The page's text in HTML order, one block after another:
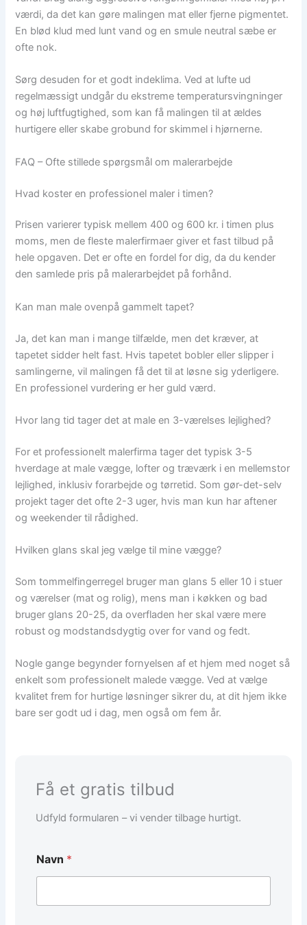
værdi, da det kan gøre malingen mat eller fjerne pigmentet.
En blød klud med lunt vand og en smule neutral sæbe er
ofte nok.
Sørg desuden for et godt indeklima. Ved at lufte ud
regelmæssigt undgår du ekstreme temperatursvingninger
og høj luftfugtighed, som kan få malingen til at ældes
hurtigere eller skabe grobund for skimmel i hjørnerne.
FAQ – Ofte stillede spørgsmål om malerarbejde
Hvad koster en professionel maler i timen?
Prisen varierer typisk mellem 400 og 600 kr. i timen plus
moms, men de fleste malerfirmaer giver et fast tilbud på
hele opgaven. Det er ofte en fordel for dig, da du kender
den samlede pris på malerarbejdet på forhånd.
Kan man male ovenpå gammelt tapet?
Ja, det kan man i mange tilfælde, men det kræver, at
tapetet sidder helt fast. Hvis tapetet bobler eller slipper i
samlingerne, vil malingen få det til at løsne sig yderligere.
En professionel vurdering er her guld værd.
Hvor lang tid tager det at male en 3-værelses lejlighed?
For et professionelt malerfirma tager det typisk 3-5
hverdage at male vægge, lofter og træværk i en mellemstor
lejlighed, inklusiv forarbejde og tørretid. Som gør-det-selv
projekt tager det ofte 2-3 uger, hvis man kun har aftener
og weekender til rådighed.
Hvilken glans skal jeg vælge til mine vægge?
Som tommelfingerregel bruger man glans 5 eller 10 i stuer
og værelser (mat og rolig), mens man i køkken og bad
bruger glans 20-25, da overfladen her skal være mere
robust og modstandsdygtig over for vand og fedt.
Nogle gange begynder fornyelsen af et hjem med noget så
enkelt som professionelt malede vægge. Ved at vælge
kvalitet frem for hurtige løsninger sikrer du, at dit hjem ikke
bare ser godt ud i dag, men også om fem år.
Få et gratis tilbud
Udfyld formularen – vi vender tilbage hurtigt.
Navn *